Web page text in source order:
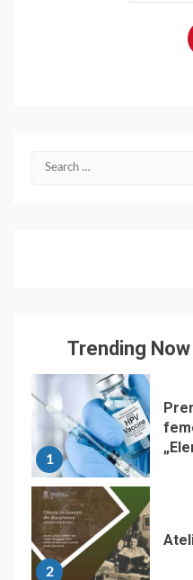
Search
Trending Now
1
2